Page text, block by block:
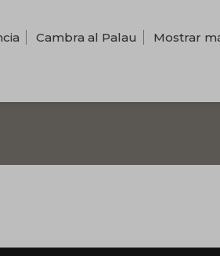
Cambra al Palau Mostrar